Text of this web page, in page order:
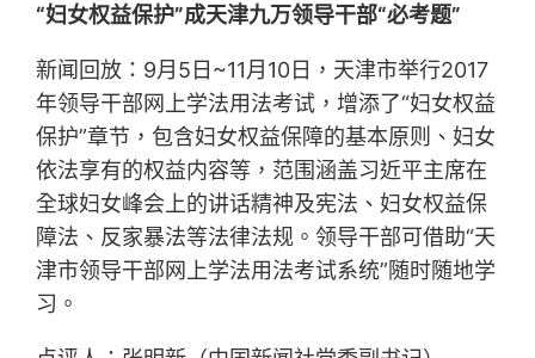
“妇女权益保护”成天津九万领导干部“必考题”
新闻回放：9月5日~11月10日，天津市举行2017
年领导干部网上学法用法考试，增添了“妇女权益
保护”章节，包含妇女权益保障的基本原则、妇女
依法享有的权益内容等，范围涵盖习近平主席在
全球妇女峰会上的讲话精神及宪法、妇女权益保
障法、反家暴法等法律法规。领导干部可借助“天
津市领导干部网上学法用法考试系统”随时随地学
习。